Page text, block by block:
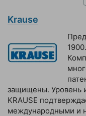
Krause
защищены. Уровень
KRAUSE
международными и